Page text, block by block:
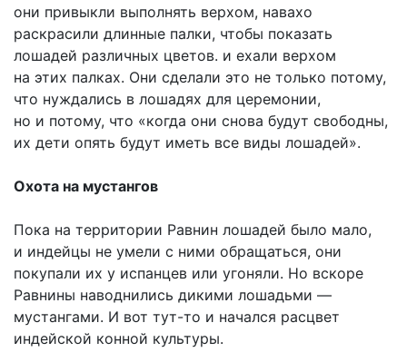
они привыкли выполнять верхом, навахо
раскрасили длинные палки, чтобы показать
лошадей различных цветов. и ехали верхом
на этих палках. Они сделали это не только потому,
что нуждались в лошадях для церемонии,
но и потому, что «когда они снова будут свободны,
их дети опять будут иметь все виды лошадей».
Охота на мустангов
Пока на территории Равнин лошадей было мало,
и индейцы не умели с ними обращаться, они
покупали их у испанцев или угоняли. Но вскоре
Равнины наводнились дикими лошадьми —
мустангами. И вот тут-то и начался расцвет
индейской конной культуры.